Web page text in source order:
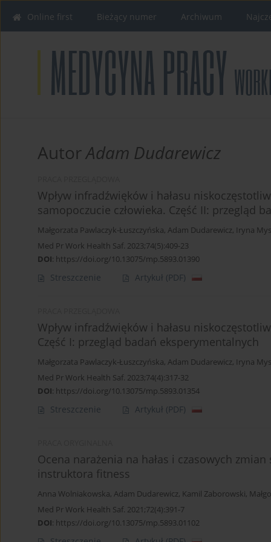
Online first Bieżący numer Archiwum
AutorAdam Dudarewicz
Wpływ infradźwięków i hałasu
samopoczucie człowieka. Część II: przegląd
Małgorzata Pawlaczyk-Łuszczyńska, Adam Dudarewicz, Iryna
Med Pr Work Health Saf. 2023;74(5):409-23
DOI: https://doi.org/10.13075/mp.5893.01390
Streszczenie Artykuł (PDF)
Wpływ infradźwięków i hałasu
Część I: przegląd badań eksperymentalnych
Małgorzata Pawlaczyk-Łuszczyńska, Adam Dudarewicz, Iryna
Med Pr Work Health Saf. 2023;74(4):317-32
DOI: https://doi.org/10.13075/mp.5893.01354
Streszczenie Artykuł (PDF)
Ocena narażenia na hałas i czasowych
instruktora fitness
Anna Wolniakowska, Adam Dudarewicz, Kamil Zaborowski,
Med Pr Work Health Saf. 2021;72(4):391-7
DOI: https://doi.org/10.13075/mp.5893.01102